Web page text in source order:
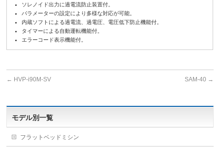
ソレノイド出力に過電流防止装置付。
パラメーターの設定により多様な対応が可能。
内蔵ソフトによる過電流、過電圧、電圧低下防止機能付。
タイマーによる自動運転機能付。
エラーコード表示機能付。
← HVP-i90M-SV SAM-40 →
モデル別一覧
フラットベッドミシン